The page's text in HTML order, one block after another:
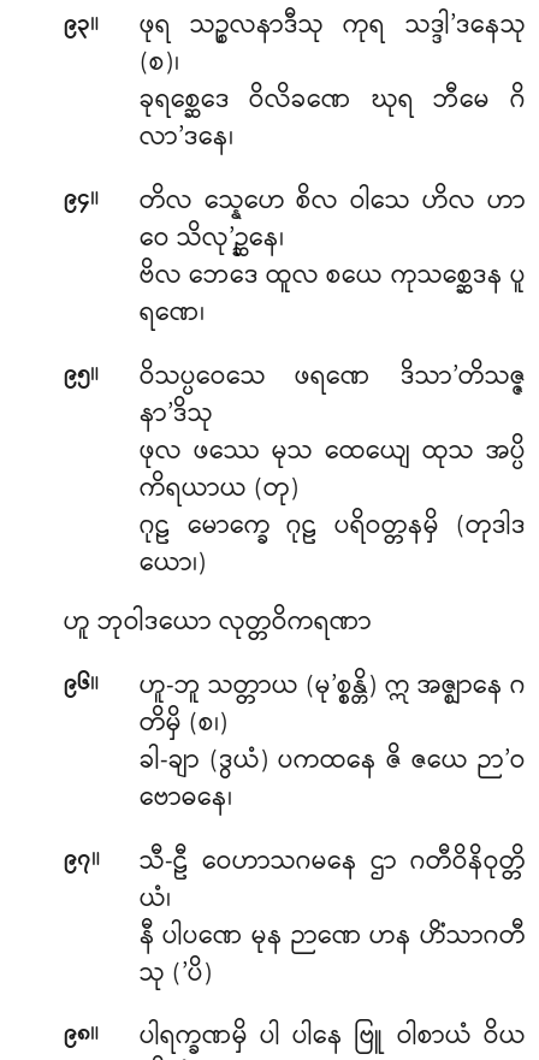
၉၃။
ဖုရ သဉ္စလနာဒီသု ကုရ သဒ္ဒါ’ဒနေသု
(စ)၊
ခုရစ္ဆေဒေ ဝိလိခဏေ ဃုရ ဘီမေ ဂိ
လာ’ဒနေ၊
၉၄။
တိလ သ္နေဟေ စိလ ဝါသေ ဟိလ ဟာ
ဝေ သိလု’ဉ္ဆနေ၊
ဗိလ ဘေဒေ ထူလ စယေ ကုသစ္ဆေဒန ပူ
ရဏေ၊
၉၅။
ဝိသပ္ပဝေသေ ဖရဏေ ဒိသာ’တိသဇ္ဇ
နာ’ဒိသု
ဖုလ ဖဿေ မုသ ထေယျေ ထုသ အပ္ပိ
ကိရယာယ (တု)
ဂုဠ မောက္ခေ ဂုဠ ပရိဝတ္တနမှိ (တုဒါဒ
ယော၊)
ဟူဘုဝါဒယော လုတ္တဝိကရဏာ
၉၆။
ဟူ-ဘူ သတ္တာယ (မု’စ္စန္တိ) ဣ အဇ္ဈာနေ ဂ
တိမှိ (စ၊)
ခါ-ချာ (ဒွယံ) ပကထနေ ဇိ ဇယေ ဉာ’ဝ
ဗောဓနေ၊
၉၇။
သီ-ဠီ ဝေဟာသဂမနေ ဌာ ဂတီဝိနိဝုတ္တိ
ယံ၊
နီ ပါပဏေ မုန ဉာဏေ ဟန ဟိံသာဂတီ
သု (’ပိ)
၉၈။
ပါရက္ခဏမှိ ပါ ပါနေ ဗြူ ဝါစာယံ ဝိယ